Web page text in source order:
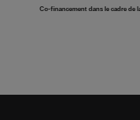
Co-financement dans le cadre de